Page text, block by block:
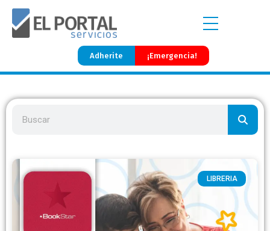
Adherite ¡Emergencia!
LIBRERIA